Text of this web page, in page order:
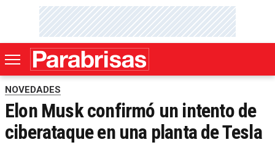
NOVEDADES
Elon Musk confirmó un intento de
ciberataque en una planta de Tesla